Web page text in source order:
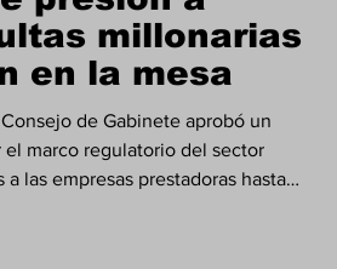
millonarias
en la mesa
de Gabinete aprobó un
marco regulatorio del sector
las empresas prestadoras hasta